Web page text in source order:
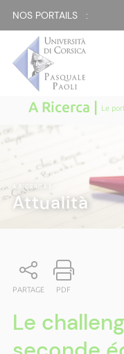
NOS PORTAILS :
A Ricerca | Le
A RICERCA
Attualità
PARTAGE PDF
Le